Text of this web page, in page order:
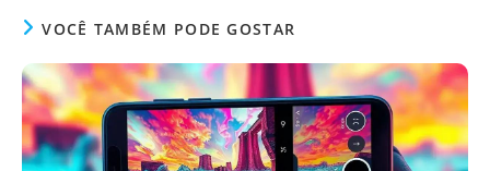
VOCÊ TAMBÉM PODE GOSTAR